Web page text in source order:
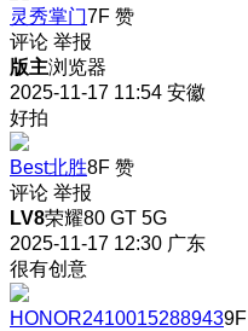
灵秀掌门7F 赞
评论 举报
版主浏览器
2025-11-17 11:54 安徽
好拍
Best北胜8F 赞
评论 举报
LV8荣耀80 GT 5G
2025-11-17 12:30 广东
很有创意
HONOR24100152889439F